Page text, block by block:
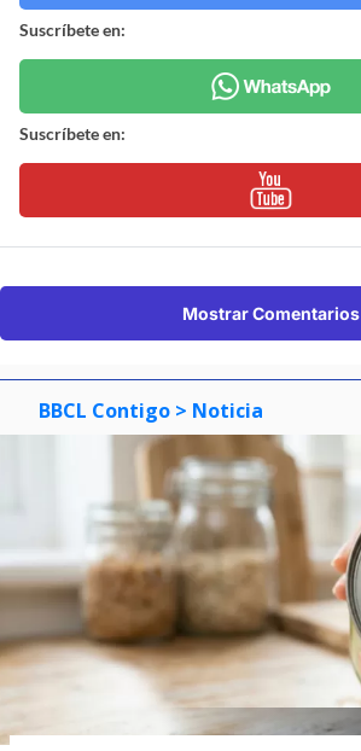
Suscríbete en:
Suscríbete en:
Mostrar Comentarios
BBCL Contigo > Noticia